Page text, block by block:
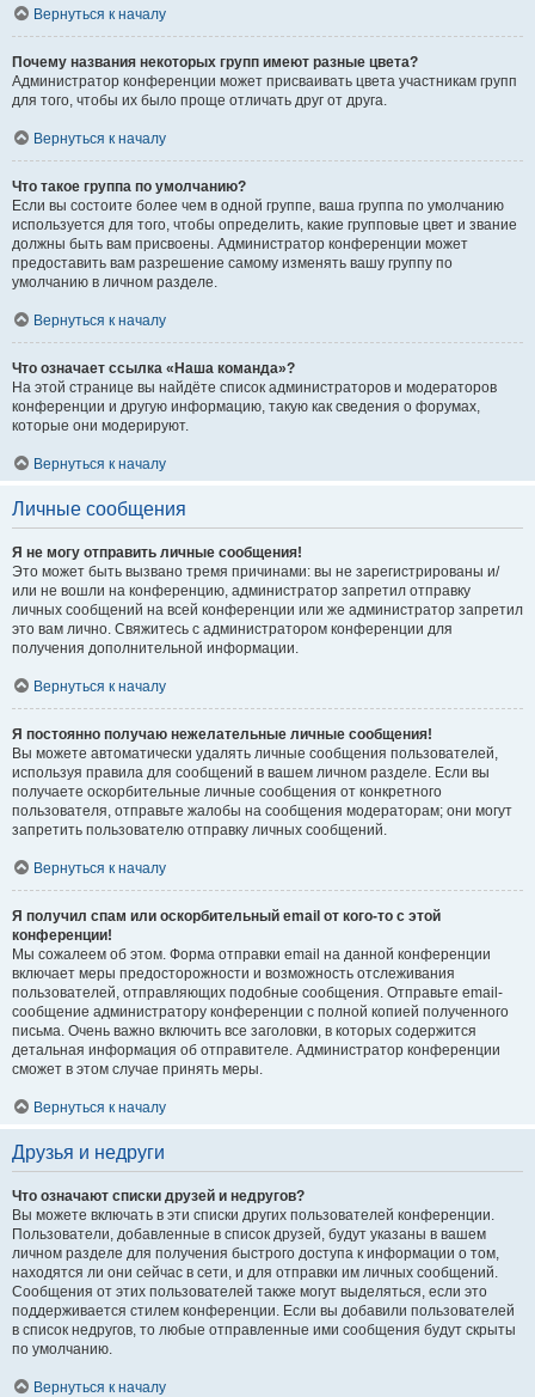
Вернуться к началу
Почему названия некоторых групп имеют разные цвета?
Администратор конференции может присваивать цвета участникам групп
для того, чтобы их было проще отличать друг от друга.
Вернуться к началу
Что такое группа по умолчанию?
Если вы состоите более чем в одной группе, ваша группа по умолчанию
используется для того, чтобы определить, какие групповые цвет и звание
должны быть вам присвоены. Администратор конференции может
предоставить вам разрешение самому изменять вашу группу по
умолчанию в личном разделе.
Вернуться к началу
Что означает ссылка «Наша команда»?
На этой странице вы найдёте список администраторов и модераторов
конференции и другую информацию, такую как сведения о форумах,
которые они модерируют.
Вернуться к началу
Личные сообщения
Я не могу отправить личные сообщения!
Это может быть вызвано тремя причинами: вы не зарегистрированы и/
или не вошли на конференцию, администратор запретил отправку
личных сообщений на всей конференции или же администратор запретил
это вам лично. Свяжитесь с администратором конференции для
получения дополнительной информации.
Вернуться к началу
Я постоянно получаю нежелательные личные сообщения!
Вы можете автоматически удалять личные сообщения пользователей,
используя правила для сообщений в вашем личном разделе. Если вы
получаете оскорбительные личные сообщения от конкретного
пользователя, отправьте жалобы на сообщения модераторам; они могут
запретить пользователю отправку личных сообщений.
Вернуться к началу
Я получил спам или оскорбительный email от кого-то с этой
конференции!
Мы сожалеем об этом. Форма отправки email на данной конференции
включает меры предосторожности и возможность отслеживания
пользователей, отправляющих подобные сообщения. Отправьте email-
сообщение администратору конференции с полной копией полученного
письма. Очень важно включить все заголовки, в которых содержится
детальная информация об отправителе. Администратор конференции
сможет в этом случае принять меры.
Вернуться к началу
Друзья и недруги
Что означают списки друзей и недругов?
Вы можете включать в эти списки других пользователей конференции.
Пользователи, добавленные в список друзей, будут указаны в вашем
личном разделе для получения быстрого доступа к информации о том,
находятся ли они сейчас в сети, и для отправки им личных сообщений.
Сообщения от этих пользователей также могут выделяться, если это
поддерживается стилем конференции. Если вы добавили пользователей
в список недругов, то любые отправленные ими сообщения будут скрыты
по умолчанию.
Вернуться к началу